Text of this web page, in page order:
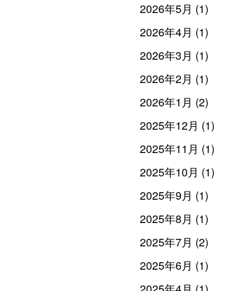
2026年5月 (1)
2026年4月 (1)
2026年3月 (1)
2026年2月 (1)
2026年1月 (2)
2025年12月 (1)
2025年11月 (1)
2025年10月 (1)
2025年9月 (1)
2025年8月 (1)
2025年7月 (2)
2025年6月 (1)